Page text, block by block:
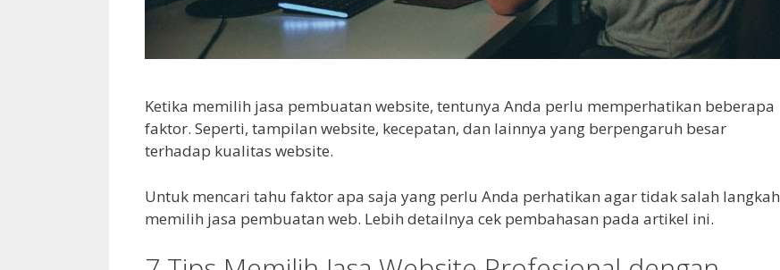
Ketika memilih jasa pembuatan website, tentunya Anda perlu memperhatikan beberapa
faktor. Seperti, tampilan website, kecepatan, dan lainnya yang berpengaruh besar
terhadap kualitas website.
Untuk mencari tahu faktor apa saja yang perlu Anda perhatikan agar tidak salah langkah
memilih jasa pembuatan web. Lebih detailnya cek pembahasan pada artikel ini.